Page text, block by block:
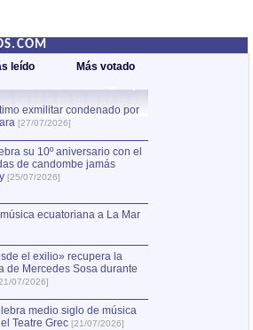
leído Más votado
exmilitar condenado por
[27/07/2026]
su 10º aniversario con el
de candombe jamás
[25/07/2026]
ecuatoriana a La Mar
el exilio» recupera la
de Mercedes Sosa durante
07/2026]
medio siglo de música
Teatre Grec [21/07/2026]